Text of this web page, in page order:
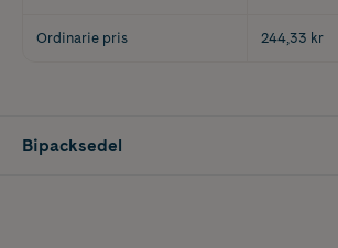
Ordinarie pris 244,33 kr
Bipacksedel